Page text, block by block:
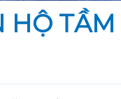
HỘ TẦM